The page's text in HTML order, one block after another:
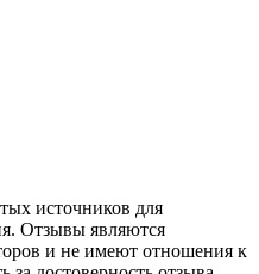
источников для
Отзывы являются
и не имеют отношения к